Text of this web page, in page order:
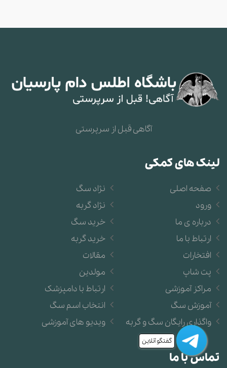
گفتگو آنلاین
آگاهی قبل از سرپرستی
لینک های کمکی
نژاد سگ
نژاد گربه
خرید سگ
خرید گربه
مقالات
مولدین
ارتباط با دامپزشک
انتخاب اسم سگ
ویدیو های آموزشی
صفحه اصلی
ورود
درباره ی ما
ارتباط با ما
افتخارات
پت شاپ
مراکز آموزشی
آموزش سگ
واگذاری رایگان سگ و گربه
تماس با ما